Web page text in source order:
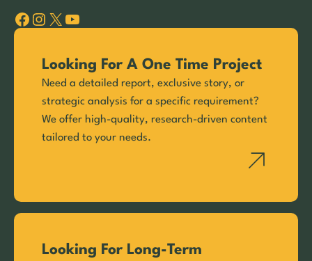
Facebook Instagram X YouTube
Looking For A One Time Project
Need a detailed report, exclusive story, or
strategic analysis for a specific requirement?
We offer high-quality, research-driven content
tailored to your needs.
Looking For Long-Term